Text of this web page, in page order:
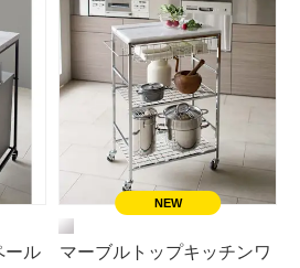
ール
マーブルトップキッチンワ